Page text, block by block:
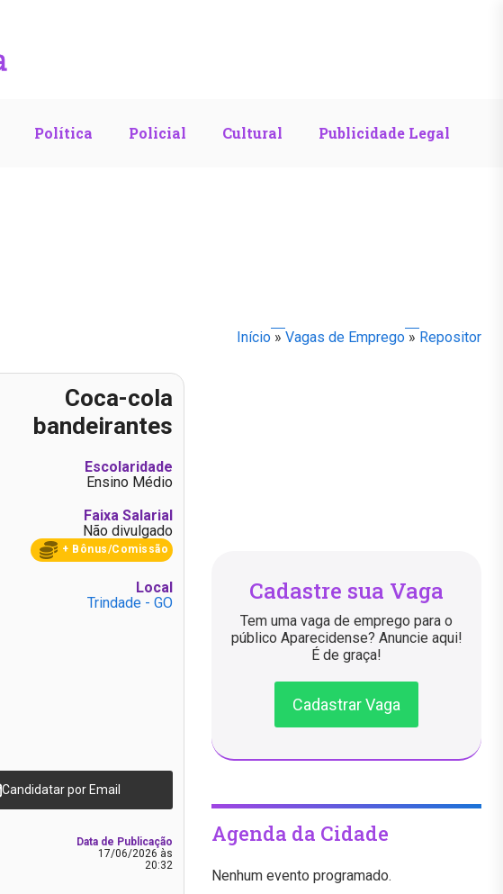
Política Policial Cultural Publicidade Legal
Início » Vagas de Emprego » Repositor
Coca-cola
bandeirantes
Escolaridade
Ensino Médio
Faixa Salarial
Não divulgado
+ Bônus/Comissão
Local
Trindade - GO
Candidatar por Email
Data de Publicação
17/06/2026 às
20:32
Cadastre sua Vaga
Tem uma vaga de emprego para o
público Aparecidense? Anuncie aqui!
É de graça!
Cadastrar Vaga
Agenda da Cidade
Nenhum evento programado.